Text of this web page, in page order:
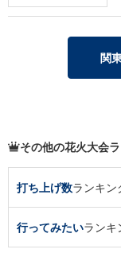
関
その他の花火大会
打ち上げ数ランキン
行ってみたいランキ